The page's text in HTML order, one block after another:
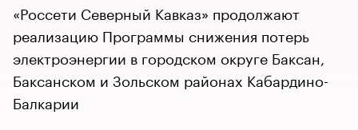
«Россети Северный Кавказ» продолжают
реализацию Программы снижения потерь
электроэнергии в городском округе Баксан,
Баксанском и Зольском районах Кабардино-
Балкарии